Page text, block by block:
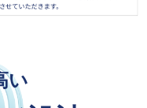
い